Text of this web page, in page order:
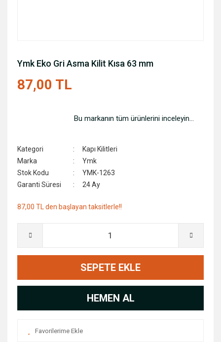
Ymk Eko Gri Asma Kilit Kısa 63 mm
87,00 TL
Bu markanın tüm ürünlerini inceleyin...
Kategori
Kapı Kilitleri
Marka
Ymk
Stok Kodu
YMK-1263
Garanti Süresi
24 Ay
87,00 TL den başlayan taksitlerle!!
SEPETE EKLE
HEMEN AL